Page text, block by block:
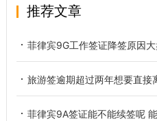
推荐文章
菲律宾9G工作签证降签原因大
旅游签逾期超过两年想要直接
菲律宾9A签证能不能续签呢